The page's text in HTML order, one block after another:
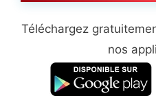
Téléchargez
nos